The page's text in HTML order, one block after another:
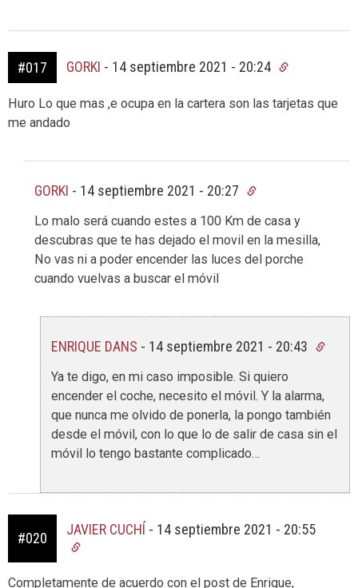
#017 GORKI - 14 septiembre 2021 - 20:24
Huro Lo que mas ,e ocupa en la cartera son las tarjetas que
me andado
GORKI - 14 septiembre 2021 - 20:27
Lo malo será cuando estes a 100 Km de casa y
descubras que te has dejado el movil en la mesilla,
No vas ni a poder encender las luces del porche
cuando vuelvas a buscar el móvil
ENRIQUE DANS - 14 septiembre 2021 - 20:43
Ya te digo, en mi caso imposible. Si quiero
encender el coche, necesito el móvil. Y la alarma,
que nunca me olvido de ponerla, la pongo también
desde el móvil, con lo que lo de salir de casa sin el
móvil lo tengo bastante complicado…
#020
JAVIER CUCHÍ - 14 septiembre 2021 - 20:55
Completamente de acuerdo con el post de Enrique,